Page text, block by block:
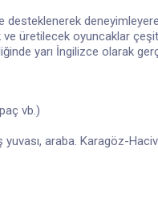
üretilecek oyuncaklar
yarı İngilizce olarak
vb.)
araba. Karagöz-